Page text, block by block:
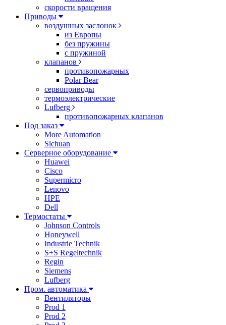
скорости вращения
Приводы
воздушных заслонок
из Европы
без пружины
с пружиной
клапанов
противопожарных
Polar Bear
сервоприводы
термоэлектрические
Lufberg
противопожарных клапанов
Под заказ
More Automation
Sichuan
Серверное оборудование
Huawei
Cisco
Supermicro
Lenovo
HPE
Dell
Термостаты
Johnson Controls
Honeywell
Industrie Technik
S+S Regeltechnik
Regin
Siemens
Lufberg
Пром. автоматика
Вентиляторы
Prod 1
Prod 2